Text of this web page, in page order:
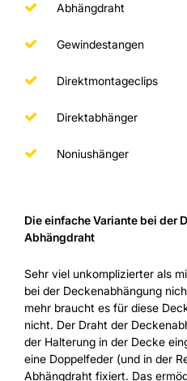
Abhängdraht
Gewindestangen
Direktmontageclips
Direktabhänger
Noniushänger
Die einfache Variante bei der
Abhängdraht
Sehr viel unkomplizierter als
bei der Deckenabhängung
mehr braucht es für diese
nicht. Der Draht der
der Halterung in der Decke
eine Doppelfeder (und in der
Abhängdraht fixiert. Das